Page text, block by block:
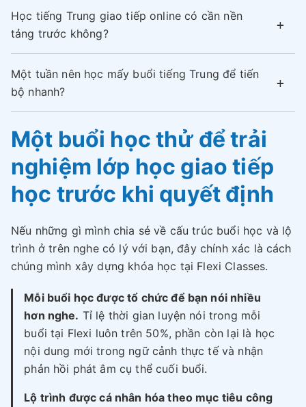
Học tiếng Trung giao tiếp online có cần nền
tảng trước không?
Một tuần nên học mấy buổi tiếng Trung để tiến
bộ nhanh?
Một buổi học thử để trải
nghiệm lớp học giao tiếp
học trước khi quyết định
Nếu những gì mình chia sẻ về cấu trúc buổi học và lộ
trình ở trên nghe có lý với bạn, đây chính xác là cách
chúng mình xây dựng khóa học tại Flexi Classes.
Mỗi buổi học được tổ chức để bạn nói nhiều
hơn nghe. Tỉ lệ thời gian luyện nói trong mỗi
buổi tại Flexi luôn trên 50%, phần còn lại là học
nội dung mới trong ngữ cảnh thực tế và nhận
phản hồi phát âm cụ thể cuối buổi.
Lộ trình được cá nhân hóa theo mục tiêu công